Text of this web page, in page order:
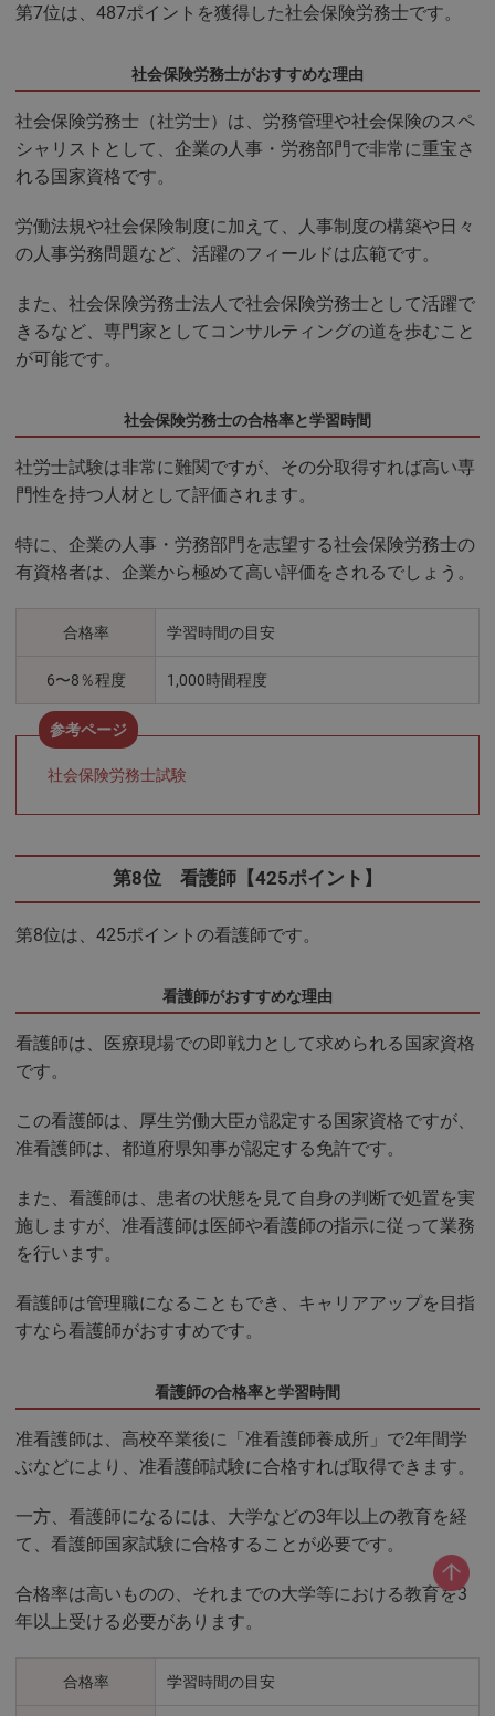
第7位は、487ポイントを獲得した社会保険労務士です。
社会保険労務士がおすすめな理由
社会保険労務士（社労士）は、労務管理や社会保険のスペ
シャリストとして、企業の人事・労務部門で非常に重宝さ
れる国家資格です。
労働法規や社会保険制度に加えて、人事制度の構築や日々
の人事労務問題など、活躍のフィールドは広範です。
また、社会保険労務士法人で社会保険労務士として活躍で
きるなど、専門家としてコンサルティングの道を歩むこと
が可能です。
社会保険労務士の合格率と学習時間
社労士試験は非常に難関ですが、その分取得すれば高い専
門性を持つ人材として評価されます。
特に、企業の人事・労務部門を志望する社会保険労務士の
有資格者は、企業から極めて高い評価をされるでしょう。
合格率 学習時間の目安
6〜8％程度 1,000時間程度
社会保険労務士試験
第8位 看護師【425ポイント】
第8位は、425ポイントの看護師です。
看護師がおすすめな理由
看護師は、医療現場での即戦力として求められる国家資格
です。
この看護師は、厚生労働大臣が認定する国家資格ですが、
准看護師は、都道府県知事が認定する免許です。
また、看護師は、患者の状態を見て自身の判断で処置を実
施しますが、准看護師は医師や看護師の指示に従って業務
を行います。
看護師は管理職になることもでき、キャリアアップを目指
すなら看護師がおすすめです。
看護師の合格率と学習時間
准看護師は、高校卒業後に「准看護師養成所」で2年間学
ぶなどにより、准看護師試験に合格すれば取得できます。
一方、看護師になるには、大学などの3年以上の教育を経
て、看護師国家試験に合格することが必要です。
合格率は高いものの、それまでの大学等における教育を3
年以上受ける必要があります。
合格率 学習時間の目安